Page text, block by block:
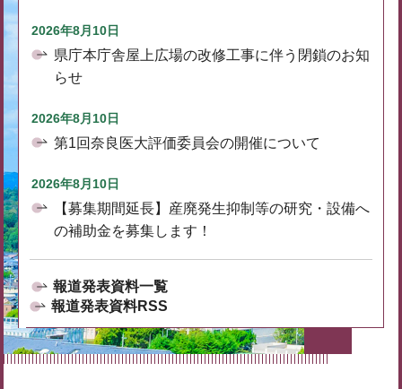
2026年8月10日
県庁本庁舎屋上広場の改修工事に伴う閉鎖のお知
らせ
2026年8月10日
第1回奈良医大評価委員会の開催について
2026年8月10日
【募集期間延長】産廃発生抑制等の研究・設備へ
の補助金を募集します！
報道発表資料一覧
報道発表資料RSS